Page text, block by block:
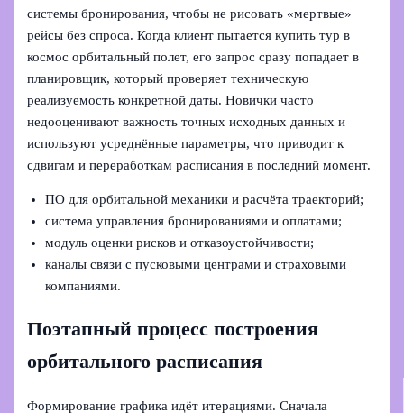
системы бронирования, чтобы не рисовать «мертвые»
рейсы без спроса. Когда клиент пытается купить тур в
космос орбитальный полет, его запрос сразу попадает в
планировщик, который проверяет техническую
реализуемость конкретной даты. Новички часто
недооценивают важность точных исходных данных и
используют усреднённые параметры, что приводит к
сдвигам и переработкам расписания в последний момент.
ПО для орбитальной механики и расчёта траекторий;
система управления бронированиями и оплатами;
модуль оценки рисков и отказоустойчивости;
каналы связи с пусковыми центрами и страховыми
компаниями.
Поэтапный процесс построения
орбитального расписания
Формирование графика идёт итерациями. Сначала